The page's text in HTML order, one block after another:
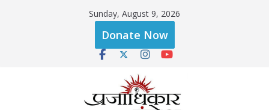
Sunday, August 9, 2026
Donate Now